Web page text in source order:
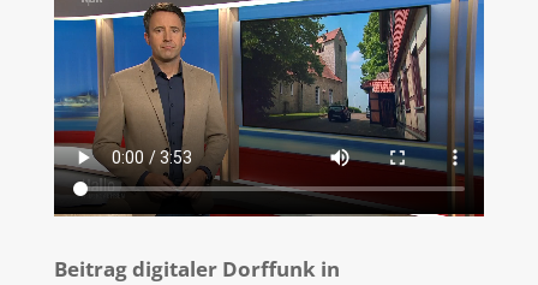
Beitrag digitaler Dorffunk in